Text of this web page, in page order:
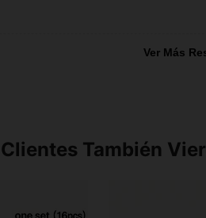
Ver Más
También